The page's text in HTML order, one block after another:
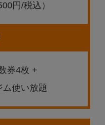
円/税込）
券4枚 +
使い放題